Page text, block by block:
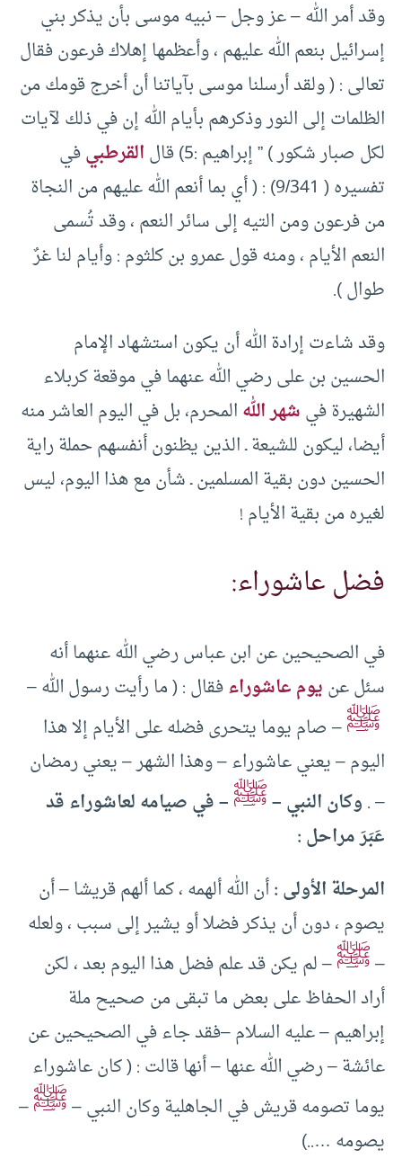
وقد أمر الله – عز وجل – نبيه موسى بأن يذكر بني
إسرائيل بنعم الله عليهم ، وأعظمها إهلاك فرعون فقال
تعالى : ( ولقد أرسلنا موسى بآياتنا أن أخرج قومك من
الظلمات إلى النور وذكرهم بأيام الله إن في ذلك لآيات
لكل صبار شكور ) ” إبراهيم :5) قال
القرطبيفي
تفسيره ( 9/341) : ( أي بما أنعم الله عليهم من النجاة
من فرعون ومن التيه إلى سائر النعم ، وقد تُسمى
النعم الأيام ، ومنه قول عمرو بن كلثوم : وأيام لنا غرٌ
طوال ).
وقد شاءت إرادة الله أن يكون استشهاد الإمام
الحسين بن على رضي الله عنهما في موقعة كربلاء
الشهيرة فيشهر اللهالمحرم، بل في اليوم العاشر منه
أيضا، ليكون للشيعة ـ الذين يظنون أنفسهم حملة راية
الحسين دون بقية المسلمين ـ شأن مع هذا اليوم، ليس
لغيره من بقية الأيام !
فضل عاشوراء:
في الصحيحين عن ابن عباس رضي الله عنهما أنه
سئل عنيوم عاشوراءفقال : ( ما رأيت رسول الله –
ﷺ– صام يوما يتحرى فضله على الأيام إلا هذا
اليوم – يعني عاشوراء – وهذا الشهر – يعني رمضان
– .وكان النبي –ﷺ– في صيامه لعاشوراء قد
عَبَرَ مراحل :
المرحلة الأولى :أن الله ألهمه ، كما ألهم قريشا – أن
يصوم ، دون أن يذكر فضلا أو يشير إلى سبب ، ولعله
–ﷺ– لم يكن قد علم فضل هذا اليوم بعد ، لكن
أراد الحفاظ على بعض ما تبقى من صحيح ملة
إبراهيم – عليه السلام –فقد جاء في الصحيحين عن
عائشة – رضي الله عنها – أنها قالت : ( كان عاشوراء
يوما تصومه قريش في الجاهلية وكان النبي –ﷺ–
يصومه …..)